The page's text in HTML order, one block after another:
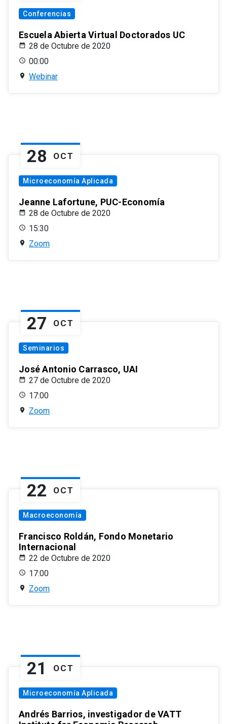
Conferencias
Escuela Abierta Virtual Doctorados UC
28 de Octubre de 2020
00:00
Webinar
28 OCT
Microeconomía Aplicada
Jeanne Lafortune, PUC-Economía
28 de Octubre de 2020
15:30
Zoom
27 OCT
Seminarios
José Antonio Carrasco, UAI
27 de Octubre de 2020
17:00
Zoom
22 OCT
Macroeconomía
Francisco Roldán, Fondo Monetario
Internacional
22 de Octubre de 2020
17:00
Zoom
21 OCT
Microeconomía Aplicada
Andrés Barrios, investigador de VATT